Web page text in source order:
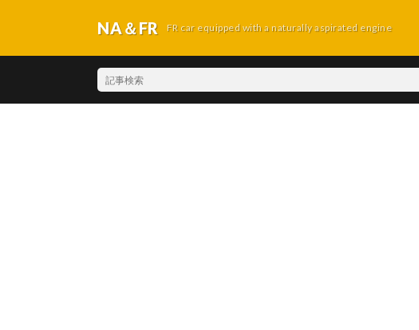
NA＆FR FR car equipped with a naturally aspirated engine